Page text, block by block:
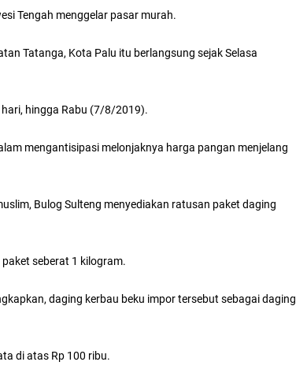
Tengah menggelar pasar murah.
Tatanga, Kota Palu itu berlangsung sejak Selasa
hingga Rabu (7/8/2019).
mengantisipasi melonjaknya harga pangan menjelang
Bulog Sulteng menyediakan ratusan paket daging
seberat 1 kilogram.
daging kerbau beku impor tersebut sebagai daging
di atas Rp 100 ribu.